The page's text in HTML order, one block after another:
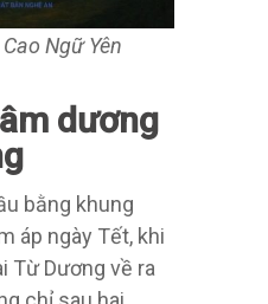
Ngữ Yên
dương
bằng khung
áp ngày Tết, khi
Từ Dương về ra